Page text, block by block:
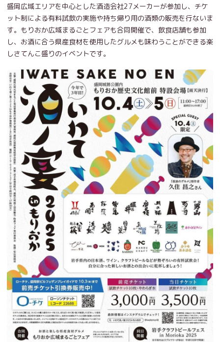
盛岡広域エリアを中心とした酒造会社27メーカーが参加し、チケ
ット制による有料試飲の実施や持ち帰り用の酒類の販売を行ないま
す。もりおか広域まるごとフェアも合同開催で、飲食店舗も参加
し、お酒に合う県産食材を使用したグルメも味わうことができる楽
しさてんこ盛りのイベントです。